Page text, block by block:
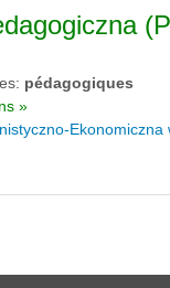
pédagogiques
»
Ekonomiczna